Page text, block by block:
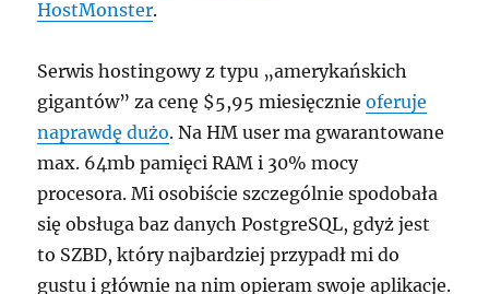
HostMonster.
Serwis hostingowy z typu „amerykańskich
gigantów” za cenę $5,95 miesięcznieoferuje
naprawdę dużo. Na HM user ma gwarantowane
max. 64mb pamięci RAM i 30% mocy
procesora. Mi osobiście szczególnie spodobała
się obsługa baz danych PostgreSQL, gdyż jest
to SZBD, który najbardziej przypadł mi do
gustu i głównie na nim opieram swoje aplikacje.